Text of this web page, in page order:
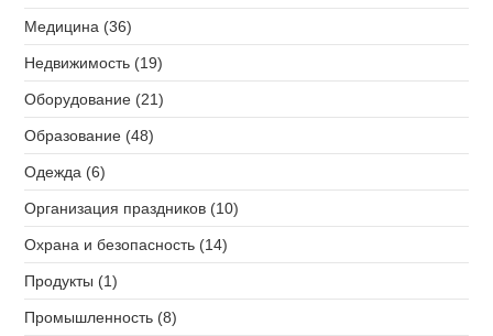
Медицина (36)
Недвижимость (19)
Оборудование (21)
Образование (48)
Одежда (6)
Организация праздников (10)
Охрана и безопасность (14)
Продукты (1)
Промышленность (8)